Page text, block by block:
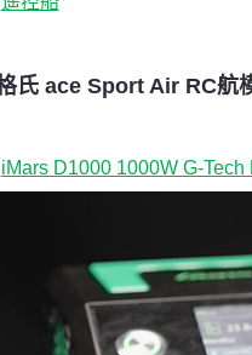
氏 ace Sport Air RC航
iMars D1000 1000W G-